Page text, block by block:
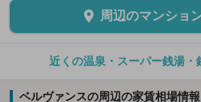
周辺のマンショ
近くの温泉・スーパー銭湯・
ベルヴァンスの周辺の家賃相場情報